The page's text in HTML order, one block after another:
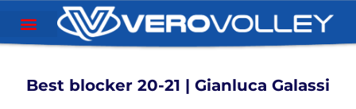
Best blocker 20-21 | Gianluca Galassi